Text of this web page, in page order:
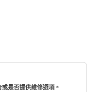
是否提供維修選項。